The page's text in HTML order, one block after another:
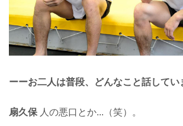
ーーお二人は普段、どんなこと話してい
扇久保 人の悪口とか...（笑）。